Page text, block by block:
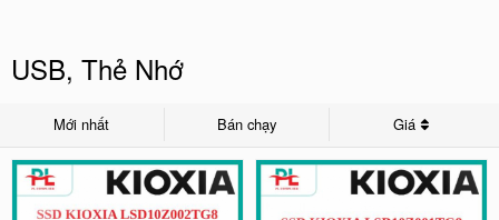
USB, Thẻ Nhớ
Mới nhất Bán chạy Giá